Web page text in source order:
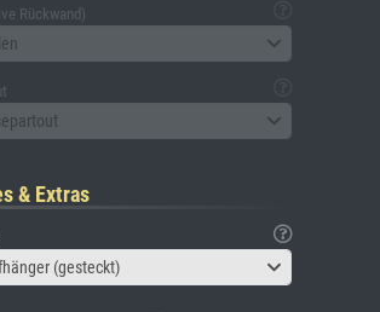
Rückwand)
& Extras
(gesteckt)